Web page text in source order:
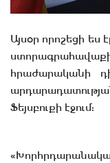
Այսօր որոշեցի
հրաժարականի
Ֆեյսբուքի էջում: